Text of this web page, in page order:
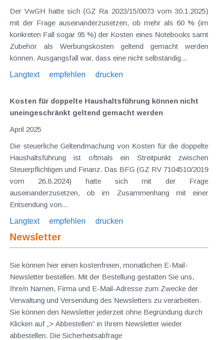
Der VwGH hatte sich (GZ Ra 2023/15/0073 vom 30.1.2025)
mit der Frage auseinanderzusetzen, ob mehr als 60 % (im
konkreten Fall sogar 95 %) der Kosten eines Notebooks samt
Zubehör als Werbungskosten geltend gemacht werden
können. Ausgangsfall war, dass eine nicht selbständig...
Langtext
empfehlen drucken
Kosten für doppelte Haushaltsführung können nicht
uneingeschränkt geltend gemacht werden
April 2025
Die steuerliche Geltendmachung von Kosten für die doppelte
Haushaltsführung ist oftmals ein Streitpunkt zwischen
Steuerpflichtigen und Finanz. Das BFG (GZ RV 7104510/2019
vom 26.8.2024) hatte sich mit der Frage
auseinanderzusetzen, ob im Zusammenhang mit einer
Entsendung von...
Langtext
empfehlen drucken
Newsletter
Sie können hier einen kostenfreien, monatlichen E-Mail-
Newsletter bestellen. Mit der Bestellung gestatten Sie uns,
Ihre/n Namen, Firma und E-Mail-Adresse zum Zwecke der
Verwaltung und Versendung des Newsletters zu verarbeiten.
Sie können den Newsletter jederzeit ohne Begründung durch
Klicken auf „> Abbestellen” in Ihrem Newsletter wieder
abbestellen. Die Sicherheitsabfrage